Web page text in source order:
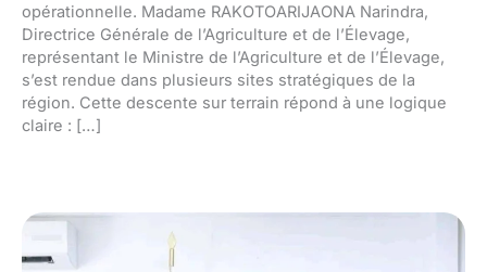
opérationnelle. Madame RAKOTOARIJAONA Narindra,
Directrice Générale de l’Agriculture et de l’Élevage,
représentant le Ministre de l’Agriculture et de l’Élevage,
s’est rendue dans plusieurs sites stratégiques de la
région. Cette descente sur terrain répond à une logique
claire : […]